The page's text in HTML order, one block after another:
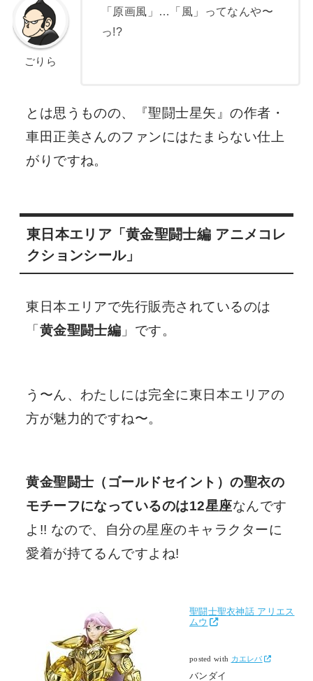
ごりら
「原画風」…「風」ってなんや〜
っ!?
とは思うものの、『聖闘士星矢』の作者・
車田正美さんのファンにはたまらない仕上
がりですね。
東日本エリア「黄金聖闘士編 アニメコレ
クションシール」
東日本エリアで先行販売されているのは
「 黄金聖闘士編 」です。
う〜ん、わたしには完全に東日本エリアの
方が魅力的ですね〜。
黄金聖闘士（ゴールドセイント）の聖衣の
モチーフになっているのは12星座なんです
よ!! なので、自分の星座のキャラクターに
愛着が持てるんですよね!
聖闘士聖衣神話 アリエス
ムウ
posted with カエレバ
バンダイ